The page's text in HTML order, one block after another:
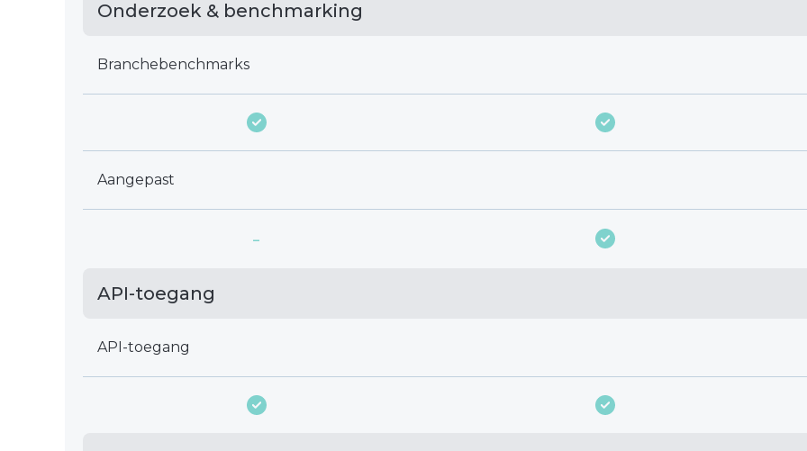
Onderzoek & benchmarking
Branchebenchmarks
Aangepast
-
API-toegang
API-toegang